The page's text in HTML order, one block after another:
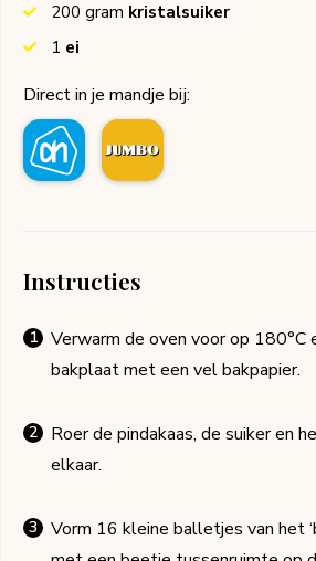
200 gram kristalsuiker
1 ei
Direct in je mandje bij:
Instructies
Verwarm de oven voor op 180°C
bakplaat met een vel bakpapier.
Roer de pindakaas, de suiker en
elkaar.
Vorm 16 kleine balletjes van het